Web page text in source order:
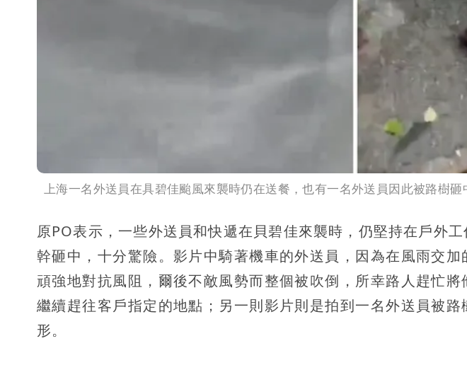
上海一名外送員在具碧佳颱風來襲時仍在送餐，也有一名外送員因此被路樹砸
原PO表示，一些外送員和快遞在貝碧佳來襲時，仍堅持在戶外
幹砸中，十分驚險。影片中騎著機車的外送員，因為在風雨交
頑強地對抗風阻，爾後不敵風勢而整個被吹倒，所幸路人趕忙
繼續趕往客戶指定的地點；另一則影片則是拍到一名外送員被
形。